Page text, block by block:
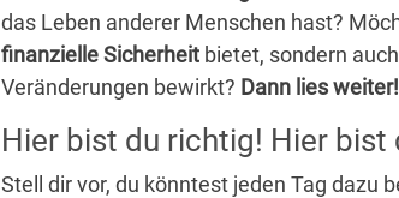
das Leben anderer Menschen hast?
finanzielle Sicherheit bietet, sondern auch
Veränderungen bewirkt? Dann lies weiter!
Hier bist du richtig! Hier bist
Stell dir vor, du könntest jeden Tag dazu